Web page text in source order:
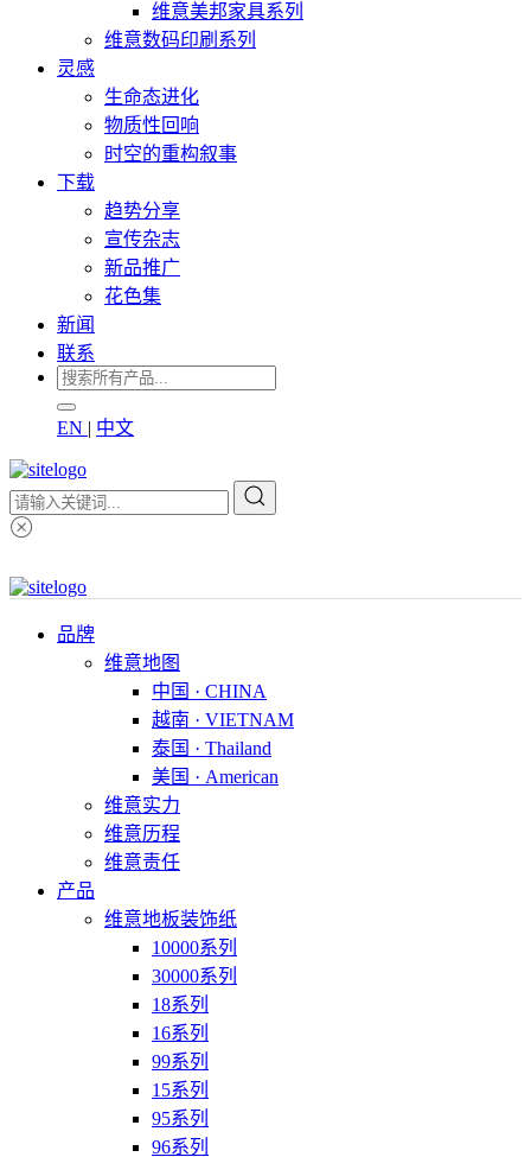
维意美邦家具系列
维意数码印刷系列
灵感
生命态进化
物质性回响
时空的重构叙事
下载
趋势分享
宣传杂志
新品推广
花色集
新闻
联系
EN | 中文
品牌
维意地图
中国 · CHINA
越南 · VIETNAM
泰国 · Thailand
美国 · American
维意实力
维意历程
维意责任
产品
维意地板装饰纸
10000系列
30000系列
18系列
16系列
99系列
15系列
95系列
96系列